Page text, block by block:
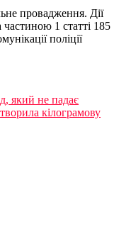
провадження. Дії
частиною 1 статті 185
поліції
який не падає
кілограмову